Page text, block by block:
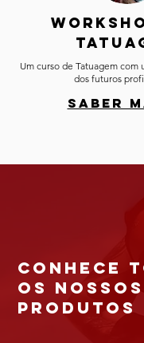
Um curso de Tatuagem com
dos futuros
SABER
Conhece
os nossos
produtos